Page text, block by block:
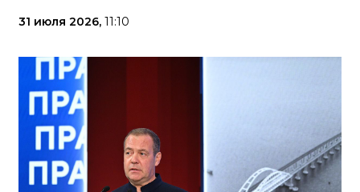
31 июля 2026, 11:10